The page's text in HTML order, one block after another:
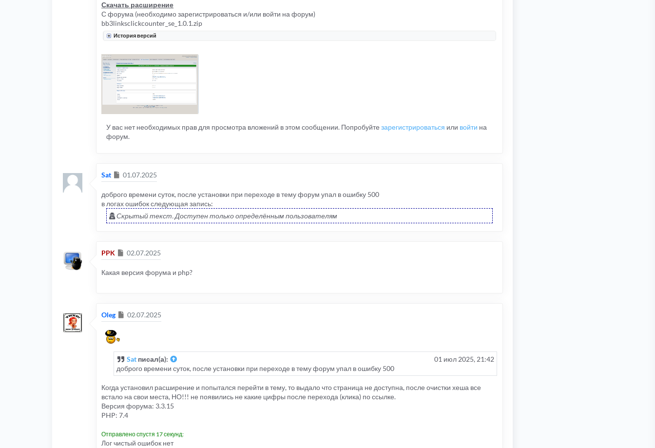
Скачать расширение
С форума (необходимо зарегистрироваться и/или войти на форум)
bb3linksclickcounter_se_1.0.1.zip
История версий
У вас нет необходимых прав для просмотра вложений в этом сообщении. Попробуйте зарегистрироваться или войти на
форум.
Sat Сообщение
01.07.2025
доброго времени суток, после установки при переходе в тему форум упал в ошибку 500
в логах ошибок следующая запись:
Скрытый текст. Доступен только определённым пользователям
PPK Сообщение
02.07.2025
Какая версия форума и php?
Oleg Сообщение
02.07.2025
Satписал(а):
01 июл 2025, 21:42
доброго времени суток, после установки при переходе в тему форум упал в ошибку 500
Когда установил расширение и попытался перейти в тему, то выдало что страница не доступна, после очистки хеша все
встало на свои места, НО!!! не появились не какие цифры после перехода (клика) по ссылке.
Версия форума: 3.3.15
PHP: 7.4
Отправлено спустя 17 секунд:
Лог чистый ошибок нет